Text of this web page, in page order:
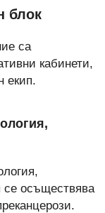
блок
са
кабинети,
екип.
се осъществява